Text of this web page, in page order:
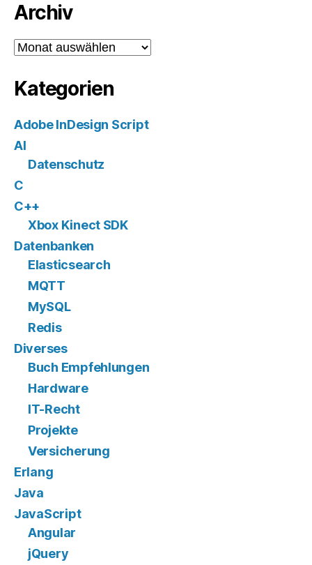
Archiv
Archiv
Kategorien
Adobe InDesign Script
AI
Datenschutz
C
C++
Xbox Kinect SDK
Datenbanken
Elasticsearch
MQTT
MySQL
Redis
Diverses
Buch Empfehlungen
Hardware
IT-Recht
Projekte
Versicherung
Erlang
Java
JavaScript
Angular
jQuery